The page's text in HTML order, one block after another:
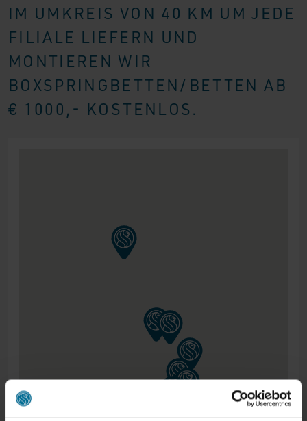
IM UMKREIS VON 40 KM UM JEDE
FILIALE LIEFERN UND
MONTIEREN WIR
BOXSPRINGBETTEN/BETTEN AB
€ 1000,- KOSTENLOS.